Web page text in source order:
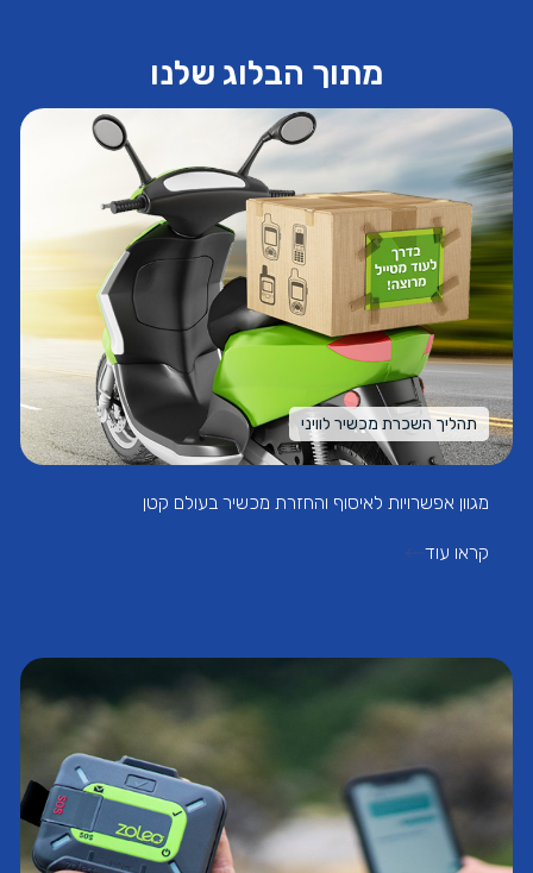
מתוך הבלוג שלנו
תהליך השכרת מכשיר לוויני
מגוון אפשרויות לאיסוף והחזרת מכשיר בעולם קטן
קראו עוד